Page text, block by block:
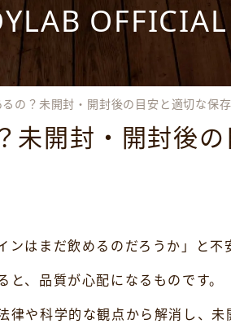
の？未開封・開封後の目安と適切な保
未開封・開封後
はまだ飲めるのだろうか」と不
、品質が心配になるものです。
律や科学的な観点から解消し、